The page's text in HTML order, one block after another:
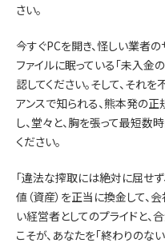
さい。
今すぐPCを開き、怪しい業者
ファイルに眠っている「未入金
認してください。そして、それ
アンスで知られる、熊本発の正
し、堂々と、胸を張って最短
ください。
「違法な搾取には絶対に屈せ
値（資産）を正当に換金して、
い経営者としてのプライドと
こそが、あなたを「終わりのな